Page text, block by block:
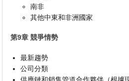
南非
其他中東和非洲國家
第9章 競爭情勢
最新趨勢
公司分類